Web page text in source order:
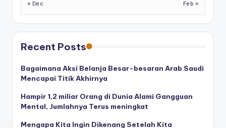
« Dec Feb »
Recent Posts
Bagaimana Aksi Belanja Besar-besaran Arab Saudi
Mencapai Titik Akhirnya
Hampir 1,2 miliar Orang di Dunia Alami Gangguan
Mental, Jumlahnya Terus meningkat
Mengapa Kita Ingin Dikenang Setelah Kita